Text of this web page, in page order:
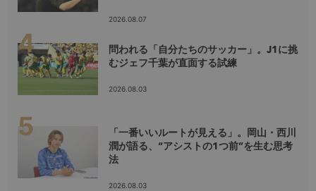
2026.08.07
問われる「自分たちのサッカー」。J1に挑
むジェフ千葉が直面する試練
2026.08.03
「一番いいルートが見える」。岡山・西川
潤が語る、“アシストの1つ前”を生む思考
法
2026.08.03